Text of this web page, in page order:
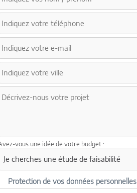
vous une idée de votre budget :
Protection de vos données personnelles